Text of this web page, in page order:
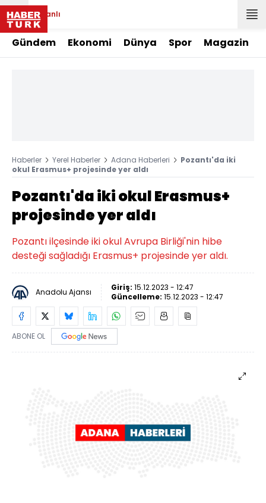
Canlı
Gündem Ekonomi Dünya Spor Magazin
Haberler Yerel Haberler Adana Haberleri
Pozantı'da iki
okul Erasmus+ projesinde yer aldı
Pozantı'da iki okul Erasmus+
projesinde yer aldı
Pozantı ilçesinde iki okul Avrupa Birliği'nin hibe
desteği sağladığı Erasmus+ projesinde yer aldı.
Anadolu Ajansı Giriş: 15.12.2023 - 12:47
Güncelleme: 15.12.2023 - 12:47
ABONE OL